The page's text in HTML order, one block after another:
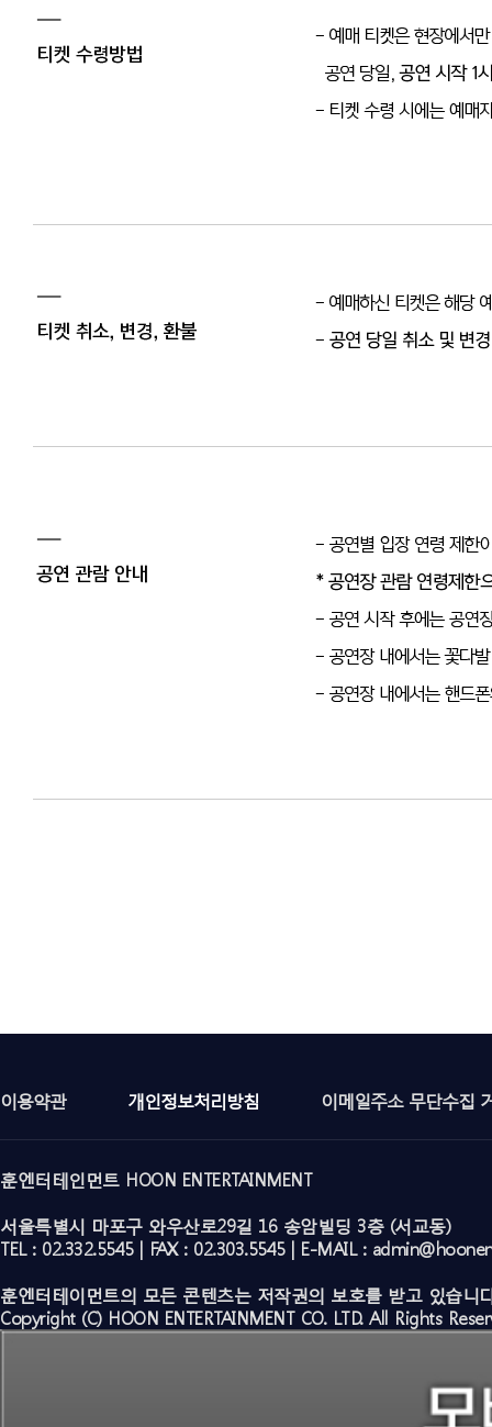
이용약관 개인정보처리방침 이메일주소 무단수집
훈엔터테인먼트 HOON ENTERTAINMENT
서울특별시 마포구 와우산로29길 16 송암빌딩 3층 (서교동)
TEL : 02.332.5545 | FAX : 02.303.5545 | E-MAIL :
훈엔터테이먼트의 모든 콘텐츠는 저작권의 보호를 받고 있습니
Copyright (C) HOON ENTERTAINMENT CO. LTD. All Rights